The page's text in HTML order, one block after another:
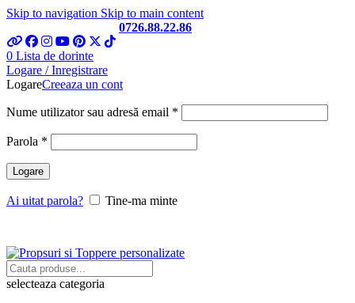
Skip to navigation Skip to main content
0726.88.22.86
0 Lista de dorinte
Logare / Inregistrare
LogareCreeaza un cont
Nume utilizator sau adresă email *
Parola *
Logare
Ai uitat parola? Tine-ma minte
selecteaza categoria